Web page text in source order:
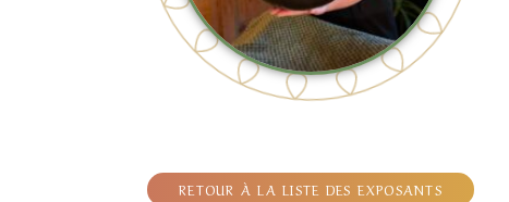
RETOUR À LA LISTE DES EXPOSANTS